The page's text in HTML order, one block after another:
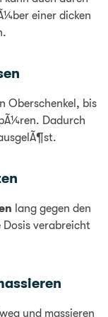
einer dicken
Oberschenkel, bis
Dadurch
lang gegen den
verabreicht
und massieren